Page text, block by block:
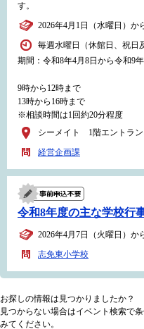
す。
2026年4月1日（水曜日）か
毎週水曜日（休館日、祝日
期間：令和8年4月8日から令和9
9時から12時まで
13時から16時まで
※相談時間は1回約20分程度
シーメイト 1階エントラ
経営企画課
令和8年度の主な学校行
2026年4月7日（火曜日）か
志免東小学校
お探しの情報は見つかりましたか？
見つからない場合はイベント検索で
みてください。